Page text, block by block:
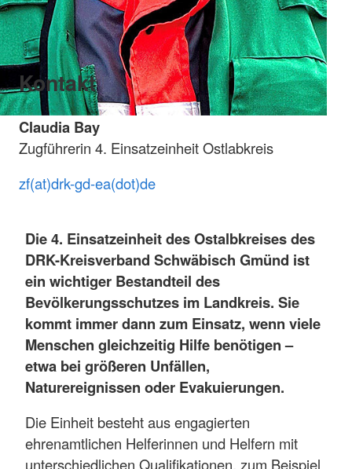
Kontakt
Claudia Bay
Zugführerin 4. Einsatzeinheit Ostlabkreis
zf(at)drk-gd-ea(dot)de
Die 4. Einsatzeinheit des Ostalbkreises des
DRK-Kreisverband Schwäbisch Gmünd ist
ein wichtiger Bestandteil des
Bevölkerungsschutzes im Landkreis. Sie
kommt immer dann zum Einsatz, wenn viele
Menschen gleichzeitig Hilfe benötigen –
etwa bei größeren Unfällen,
Naturereignissen oder Evakuierungen.
Die Einheit besteht aus engagierten
ehrenamtlichen Helferinnen und Helfern mit
unterschiedlichen Qualifikationen, zum Beispiel